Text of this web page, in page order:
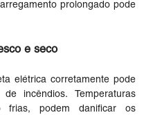
prolongado pode
e seco
elétrica corretamente pode
incêndios. Temperaturas
frias, podem danificar os